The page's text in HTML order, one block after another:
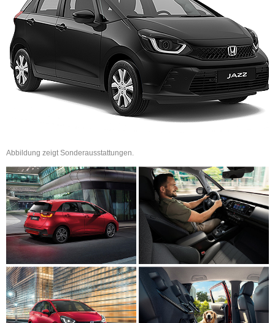
Abbildung zeigt Sonderausstattungen.